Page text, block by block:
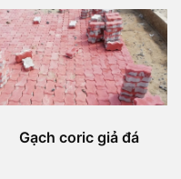
Gạch coric giả đá